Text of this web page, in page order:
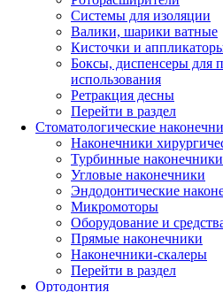
Системы для изоляции
Валики, шарики ватные
Кисточки и
Боксы, диспенсеры для
использования
Ретракция десны
Перейти в раздел
Стоматологические
Наконечники
Турбинные наконечники
Угловые наконечники
Эндодонтические
Микромоторы
Оборудование и
Прямые наконечники
Наконечники-скалеры
Перейти в раздел
Ортодонтия